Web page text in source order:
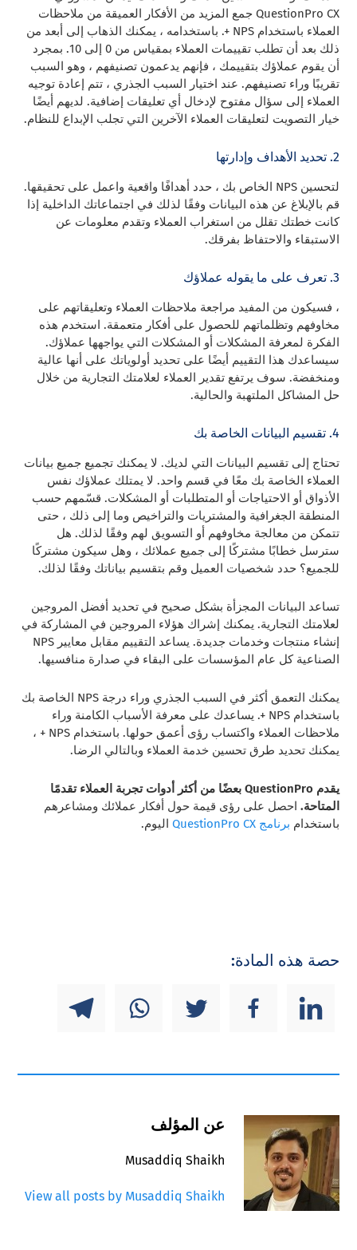
QuestionPro CX جمع المزيد من الأفكار العميقة من ملاحظات
العملاء باستخدام NPS +. باستخدامه ، يمكنك الذهاب إلى أبعد من
ذلك بعد أن تطلب تقييمات العملاء بمقياس من 0 إلى 10. بمجرد
أن يقوم عملاؤك بتقييمك ، فإنهم يدعمون تصنيفهم ، وهو السبب
تقريبًا وراء تصنيفهم. عند اختيار السبب الجذري ، تتم إعادة توجيه
العملاء إلى سؤال مفتوح لإدخال أي تعليقات إضافية. لديهم أيضًا
خيار التصويت لتعليقات العملاء الآخرين التي تجلب الإبداع للنظام.
2. تحديد الأهداف وإدارتها
لتحسين NPS الخاص بك ، حدد أهدافًا واقعية واعمل على تحقيقها.
قم بالإبلاغ عن هذه البيانات وفقًا لذلك في اجتماعاتك الداخلية إذا
كانت خطتك تقلل من استغراب العملاء وتقدم معلومات عن
الاستبقاء والاحتفاظ بفرقك.
3. تعرف على ما يقوله عملاؤك
، فسيكون من المفيد مراجعة ملاحظات العملاء وتعليقاتهم على
مخاوفهم وتظلماتهم للحصول على أفكار متعمقة. استخدم هذه
الفكرة لمعرفة المشكلات أو المشكلات التي يواجهها عملاؤك.
سيساعدك هذا التقييم أيضًا على تحديد أولوياتك على أنها عالية
ومنخفضة. سوف يرتفع تقدير العملاء لعلامتك التجارية من خلال
حل المشاكل الملتهبة والحالية.
4. تقسيم البيانات الخاصة بك
تحتاج إلى تقسيم البيانات التي لديك. لا يمكنك تجميع جميع بيانات
العملاء الخاصة بك معًا في قسم واحد. لا يمتلك عملاؤك نفس
الأذواق أو الاحتياجات أو المتطلبات أو المشكلات. قسّمهم حسب
المنطقة الجغرافية والمشتريات والتراخيص وما إلى ذلك ، حتى
تتمكن من معالجة مخاوفهم أو التسويق لهم وفقًا لذلك. هل
سترسل خطابًا مشتركًا إلى جميع عملائك ، وهل سيكون مشتركًا
للجميع؟ حدد شخصيات العميل وقم بتقسيم بياناتك وفقًا لذلك.
تساعد البيانات المجزأة بشكل صحيح في تحديد أفضل المروجين
لعلامتك التجارية. يمكنك إشراك هؤلاء المروجين في المشاركة في
إنشاء منتجات وخدمات جديدة. يساعد التقييم مقابل معايير NPS
الصناعية كل عام المؤسسات على البقاء في صدارة منافسيها.
يمكنك التعمق أكثر في السبب الجذري وراء درجة NPS الخاصة بك
باستخدام NPS +. يساعدك على معرفة الأسباب الكامنة وراء
ملاحظات العملاء واكتساب رؤى أعمق حولها. باستخدام NPS + ،
يمكنك تحديد طرق تحسين خدمة العملاء وبالتالي الرضا.
يقدم QuestionPro بعضًا من أكثر أدوات تجربة العملاء تقدمًا
المتاحة. احصل على رؤى قيمة حول أفكار عملائك ومشاعرهم
باستخدام برنامج QuestionPro CX اليوم.
حصة هذه المادة:
عن المؤلف
Musaddiq Shaikh
View all posts by Musaddiq Shaikh